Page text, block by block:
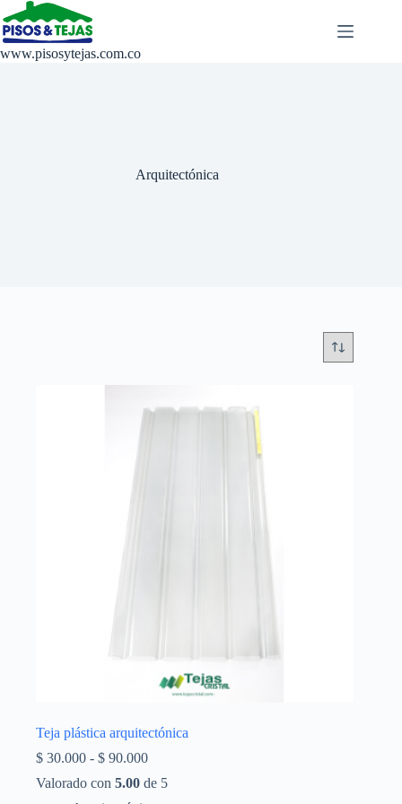
Saltar
al
contenido
www.pisosytejas.com.co
Arquitectónica
Teja plástica arquitectónica
$ 30.000 - $ 90.000Rango
precios:
Valorado con 5.00 de 5